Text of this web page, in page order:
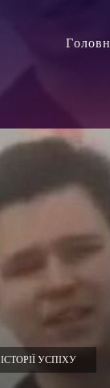
ІСТОРІЇ УСПІХУ